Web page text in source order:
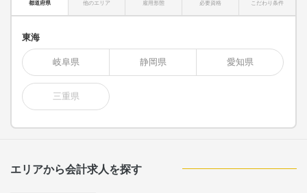
都道府県 他のエリア 雇用形態 必要資格 こだわり条件
東海
岐阜県 静岡県 愛知県
三重県
エリアから会計求人を探す